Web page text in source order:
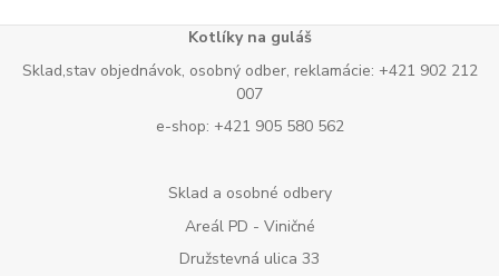
Kotlíky na guláš
Sklad,stav objednávok, osobný odber, reklamácie: +421 902 212
007
e-shop: +421 905 580 562
Sklad a osobné odbery
Areál PD - Viničné
Družstevná ulica 33